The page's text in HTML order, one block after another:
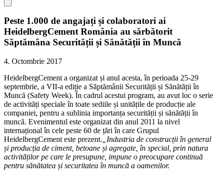
Peste 1.000 de angajați și colaboratori ai
HeidelbergCement România au sărbătorit
Săptămâna Securității și Sănătății în Muncă
4. Octombrie 2017
HeidelbergCement a organizat și anul acesta, în perioada 25-29
septembrie, a VII-a ediție a Săptămânii Securității și Sănătății în
Muncă (Safety Week). În cadrul acestui program, au avut loc o serie
de activități speciale în toate sediile și unitățile de producție ale
companiei, pentru a sublinia importanța securității și sănătății în
muncă. Evenimentul este organizat din anul 2011 la nivel
internațional în cele peste 60 de țări în care Grupul
HeidelbergCement este prezent. „Industria de construcții în general
și producția de ciment, betoane și agregate, în special, prin natura
activităților pe care le presupune, impune o preocupare continuă
pentru sănătatea și securitatea în muncă a oamenilor.